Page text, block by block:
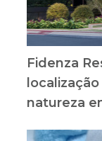
Fidenza
natureza